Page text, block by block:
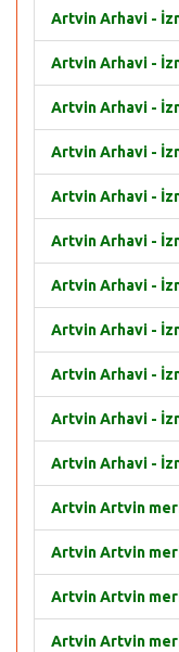
Artvin Arhavi -
Artvin Arhavi -
Artvin Arhavi -
Artvin Arhavi -
Artvin Arhavi -
Artvin Arhavi -
Artvin Arhavi -
Artvin Arhavi -
Artvin Arhavi -
Artvin Arhavi -
Artvin Arhavi -
Artvin Artvin
Artvin Artvin
Artvin Artvin
Artvin Artvin